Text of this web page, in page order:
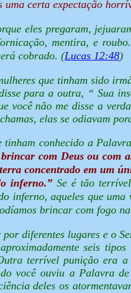
uma certa expectação
eles pregaram,
mentira, e
cobrado. (Lucas 12:48)
que tinham sido
para a outra, “Sua
você não me disse a
elas se odiavam
conhecido a
brincar com Deus ou com
concentrado em um
inferno.” Se é tão
inferno, aqueles que
brincar com fogo
diferentes lugares e o
seis
terrível punição era
você ouviu a Palavra
deles os